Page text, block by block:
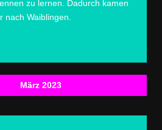
zu lernen. Dadurch kamen
nach Waiblingen.
März 2023